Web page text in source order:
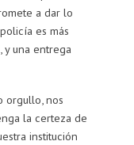
a dar lo
es más
y una entrega
orgullo, nos
la certeza de
institución